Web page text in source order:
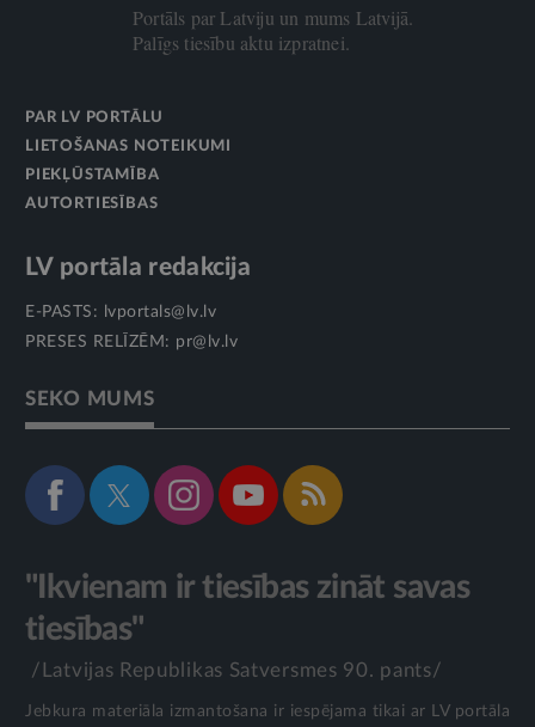
Portāls par Latviju un mums Latvijā.
Palīgs tiesību aktu izpratnei.
PAR LV PORTĀLU
LIETOŠANAS NOTEIKUMI
PIEKĻŪSTAMĪBA
AUTORTIESĪBAS
LV portāla redakcija
E-PASTS:
lvportals@lv.lv
PRESES RELĪZĒM: pr@lv.lv
SEKO MUMS
"Ikvienam ir tiesības zināt savas
tiesības"
/Latvijas Republikas Satversmes 90. pants/
Jebkura materiāla izmantošana ir iespējama tikai ar LV portāla